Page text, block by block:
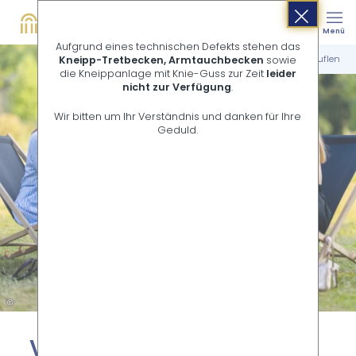
Suche Menü
Startseite Stadterlebnis Veranstaltungen in Bad Salzuflen
©
Ver­an­stal­tun­gen in Bad
Aufgrund eines technischen Defekts stehen das
Kneipp-Tretbecken, Armtauchbecken sowie
die Kneippanlage mit Knie-Guss zur Zeit leider
nicht zur Verfügung.
Wir bitten um Ihr Verständnis und danken für Ihre
Geduld.